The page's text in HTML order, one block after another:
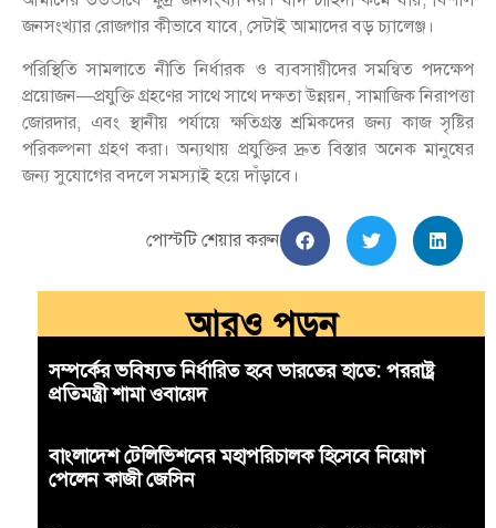
জনসংখ্যার রোজগার কীভাবে যাবে, সেটাই আমাদের বড় চ্যালেঞ্জ।
পরিস্থিতি সামলাতে নীতি নির্ধারক ও ব্যবসায়ীদের সমন্বিত পদক্ষেপ
প্রয়োজন—প্রযুক্তি গ্রহণের সাথে সাথে দক্ষতা উন্নয়ন, সামাজিক নিরাপত্তা
জোরদার, এবং স্থানীয় পর্যায়ে ক্ষতিগ্রস্ত শ্রমিকদের জন্য কাজ সৃষ্টির
পরিকল্পনা গ্রহণ করা। অন্যথায় প্রযুক্তির দ্রুত বিস্তার অনেক মানুষের
জন্য সুযোগের বদলে সমস্যাই হয়ে দাঁড়াবে।
পোস্টটি শেয়ার করুন
আরও পড়ুন
সম্পর্কের ভবিষ্যত নির্ধারিত হবে ভারতের হাতে: পররাষ্ট্র
প্রতিমন্ত্রী শামা ওবায়েদ
বাংলাদেশ টেলিভিশনের মহাপরিচালক হিসেবে নিয়োগ
পেলেন কাজী জেসিন